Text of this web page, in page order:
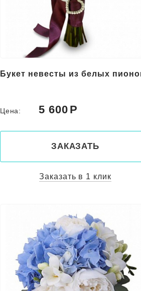
Букет невесты из белых
Цена: 5 600
ЗАКАЗАТЬ
Заказать в 1 клик